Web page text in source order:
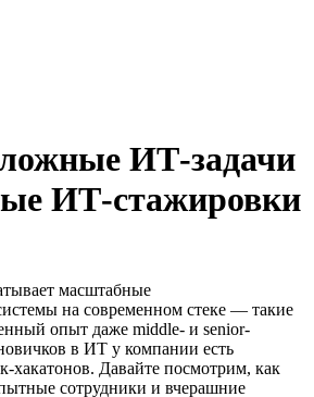
ИТ‑задачи
ИТ‑стажировки
масштабные
на современном стеке — такие
опыт даже middle- и senior-
в ИТ у компании есть
хакатонов. Давайте посмотрим, как
сотрудники и вчерашние